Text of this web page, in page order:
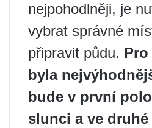
nejpohodlněji, je
vybrat správné
připravit půdu.
byla
bude v první
slunci a ve